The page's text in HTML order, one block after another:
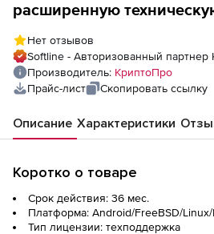
расширенную
Нет отзывов
Softline - Авторизованный партнер
Производитель: КриптоПро
Прайс-лист
Скопировать ссылку
Описание Характеристики
Коротко о товаре
Срок действия: 36 мес.
Платформа: Android/FreeBSD/
Тип лицензии: техподдержка